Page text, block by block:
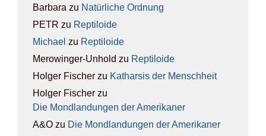
Barbara zu Natür­li­che Ord­nung
PETR zu Rep­ti­lo­ide
Michael zu Rep­ti­lo­ide
Merowinger-Unhold zu Rep­ti­lo­ide
Holger Fischer zu Kathar­sis der Mensch­heit
Holger Fischer zu
Die Mond­lan­dun­gen der Ame­ri­ka­ner
A&O zu Die Mond­lan­dun­gen der Ame­ri­ka­ner